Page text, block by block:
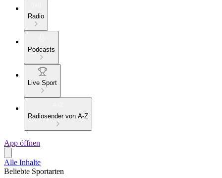
Radio
Podcasts
Live Sport
Radiosender von A-Z
App öffnen
Alle Inhalte
Beliebte Sportarten